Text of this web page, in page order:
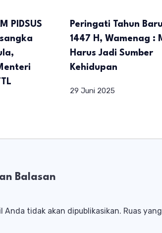
PIDSUS
Peringati Tahun
1447 H, Wamenag :
Harus Jadi Sumber
Kehidupan
29 Juni 2025
Balasan
Anda tidak akan dipublikasikan. Ruas